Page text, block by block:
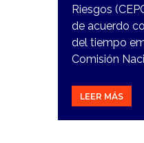
Riesgos
de acuerdo
del tiempo
Comisión
LEER MÁS
12